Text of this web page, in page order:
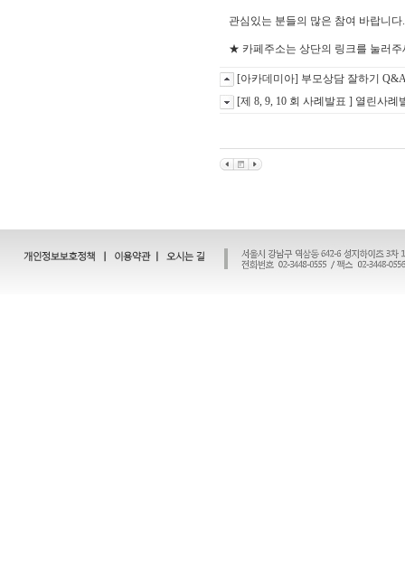
관심있는 분들의 많은 참여 바랍니다.
★ 카페주소는 상단의 링크를 눌러주
[아카데미아] 부모상담 잘하기
[제 8, 9, 10 회 사례발표 ] 열린사